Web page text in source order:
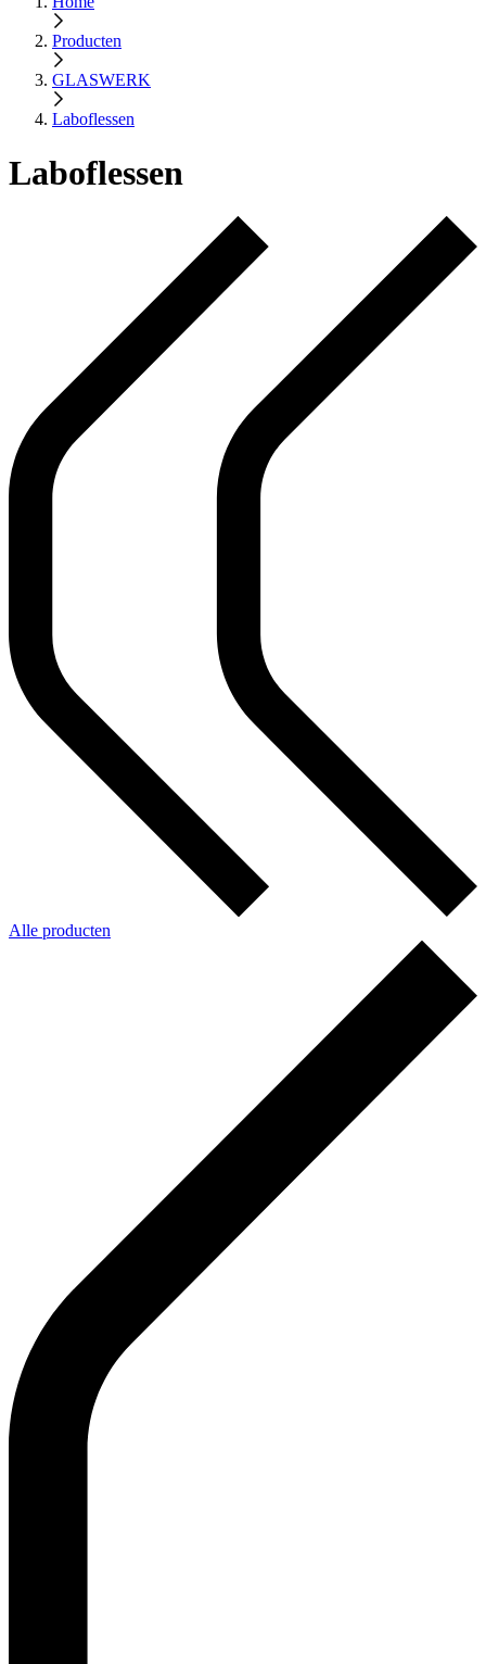
Producten
GLASWERK
Laboflessen
Laboflessen
Alle producten